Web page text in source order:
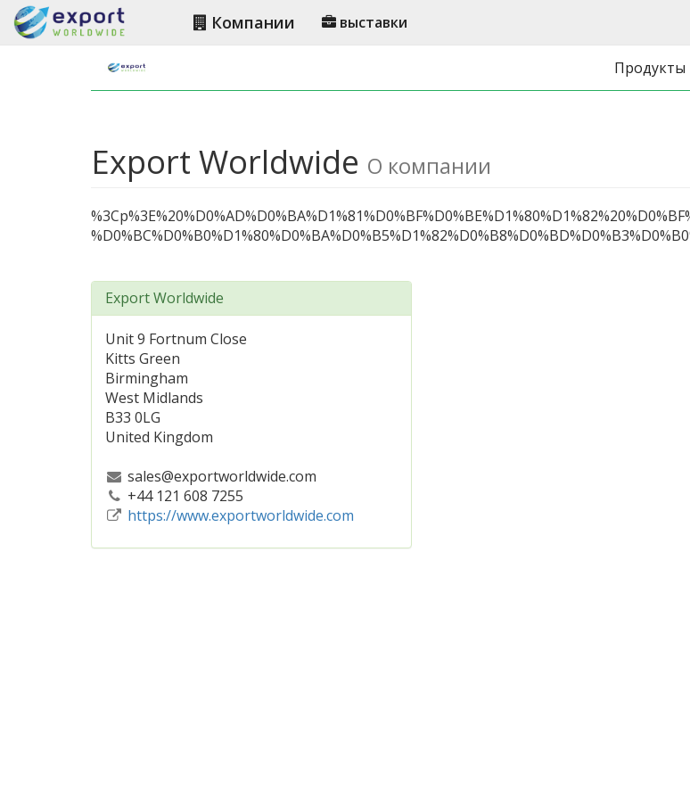
Компании выставки
Продукты
Export Worldwide О компании
Export Worldwide
Unit 9 Fortnum Close
Kitts Green
Birmingham
West Midlands
B33 0LG
United Kingdom
sales@exportworldwide.com
+44 121 608 7255
https://www.exportworldwide.com